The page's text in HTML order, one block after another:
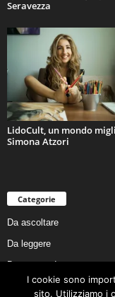
Seravezza
LidoCult, un mondo
Simona Atzori
Categorie
Da ascoltare
Da leggere
Da non perdere
Da conoscere
I cookie sono
sito. Utilizziamo i